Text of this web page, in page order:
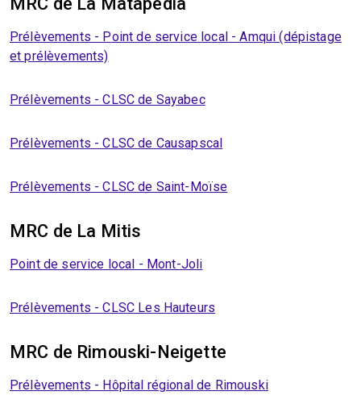
Prélèvements - Point de service local - Amqui (dépistage
et prélèvements)
Prélèvements - CLSC de Sayabec
Prélèvements - CLSC de Causapscal
Prélèvements - CLSC de Saint-Moïse
MRC de La Mitis
Point de service local - Mont-Joli
Prélèvements - CLSC Les Hauteurs
MRC de Rimouski-Neigette
Prélèvements - Hôpital régional de Rimouski